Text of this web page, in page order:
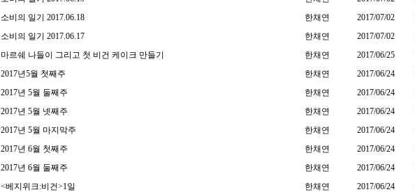
소비의 일기 2017.06.18 한채연 2017/07/02
소비의 일기 2017.06.17 한채연 2017/07/02
마르쉐 나들이 그리고 첫 비건 케이크 만들기 한채연 2017/06/25
2017년5월 첫째주 한채연 2017/06/24
2017년 5월 둘째주 한채연 2017/06/24
2017년 5월 넷째주 한채연 2017/06/24
2017년 5월 마지막주 한채연 2017/06/24
2017년 6월 첫째주 한채연 2017/06/24
2017년 6월 둘째주 한채연 2017/06/24
<베지위크:비건>1일 한채연 2017/06/24